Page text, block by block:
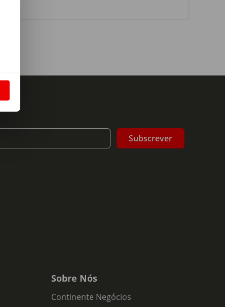
Subscrever
Sobre Nós
Continente Negócios